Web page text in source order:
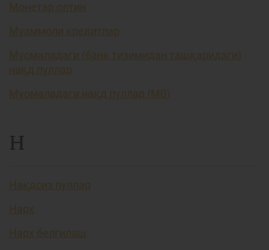
Монетар олтин
Муаммоли кредитлар
Муомаладаги (банк тизимидан ташқаридаги)
нақд пуллар
Муомаладаги нақд пуллар (М0)
Н
Нақдсиз пуллар
Нарх
Нарх белгилаш